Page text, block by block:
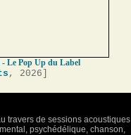
Le Pop Up du Label
, 2026]
travers de sessions acoustiques
psychédélique, chanson,